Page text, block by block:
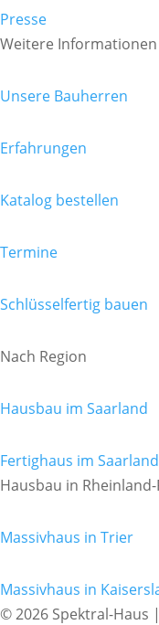
Presse
Weitere Informationen
Unsere Bauherren
Erfahrungen
Katalog bestellen
Termine
Schlüsselfertig bauen
Nach Region
Hausbau im Saarland
Fertighaus im Saarland
Hausbau in Rheinland-
Massivhaus in Trier
Massivhaus in
© 2026 Spektral-